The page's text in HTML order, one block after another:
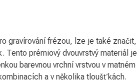
gravírování frézou, lze je také značit,
Tento prémiový dvouvrstvý materiál je
barevnou vrchní vrstvou v matném
a v několika tloušťkách.